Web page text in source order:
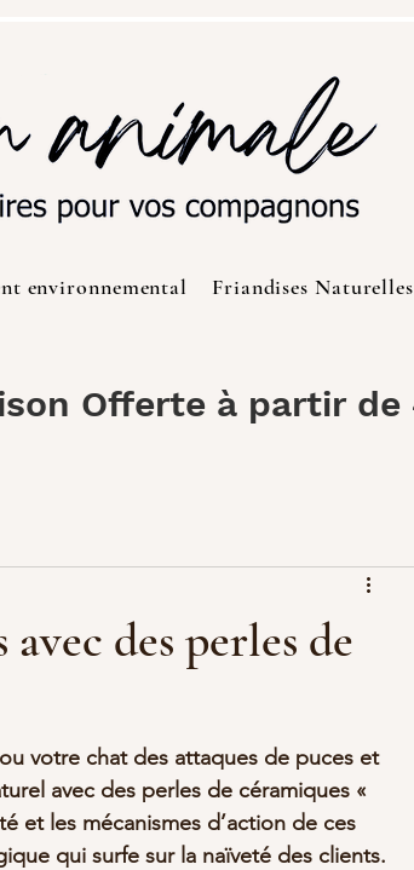
environnemental Friandises Naturelles
des perles de
votre chat des attaques de puces et
avec des perles de céramiques «
et les mécanismes d’action de ces
qui surfe sur la naïveté des clients.